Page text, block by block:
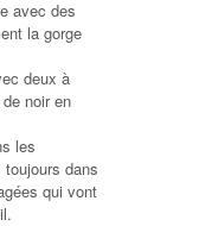
avec des
la gorge
deux à
noir en
les
dans
qui vont